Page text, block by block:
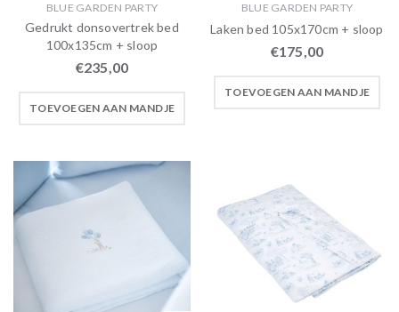
BLUE GARDEN PARTY
Gedrukt donsovertrek bed
100x135cm + sloop
€235,00
TOEVOEGEN AAN MANDJE
BLUE GARDEN PARTY
Laken bed 105x170cm + sloop
€175,00
TOEVOEGEN AAN MANDJE